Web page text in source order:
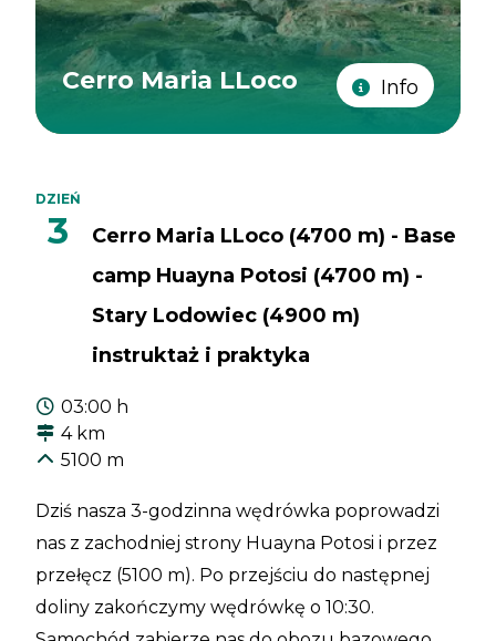
Cerro Maria LLoco Info
DZIEŃ
3
Cerro Maria LLoco (4700 m) - Base
camp Huayna Potosi (4700 m) -
Stary Lodowiec (4900 m)
instruktaż i praktyka
03:00 h
4 km
5100 m
Dziś nasza 3-godzinna wędrówka poprowadzi
nas z zachodniej strony Huayna Potosi i przez
przełęcz (5100 m). Po przejściu do następnej
doliny zakończymy wędrówkę o 10:30.